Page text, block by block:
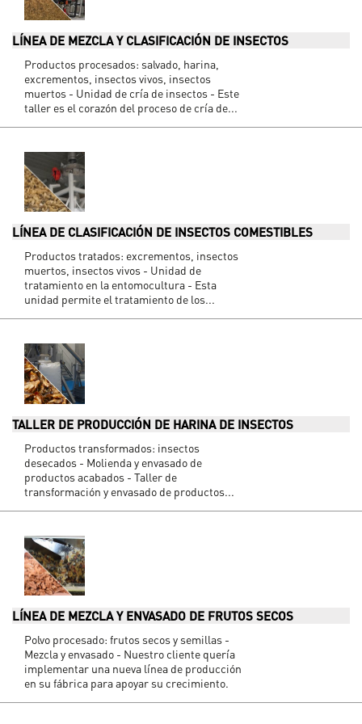
LÍNEA DE MEZCLA Y CLASIFICACIÓN DE INSECTOS
Productos procesados: salvado, harina,
excrementos, insectos vivos, insectos
muertos - Unidad de cría de insectos - Este
taller es el corazón del proceso de cría de...
LÍNEA DE CLASIFICACIÓN DE INSECTOS COMESTIBLES
Productos tratados: excrementos, insectos
muertos, insectos vivos - Unidad de
tratamiento en la entomocultura - Esta
unidad permite el tratamiento de los...
TALLER DE PRODUCCIÓN DE HARINA DE INSECTOS
Productos transformados: insectos
desecados - Molienda y envasado de
productos acabados - Taller de
transformación y envasado de productos...
LÍNEA DE MEZCLA Y ENVASADO DE FRUTOS SECOS
Polvo procesado: frutos secos y semillas -
Mezcla y envasado - Nuestro cliente quería
implementar una nueva línea de producción
en su fábrica para apoyar su crecimiento.